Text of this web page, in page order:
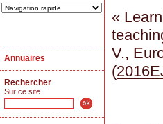
Annuaires
Rechercher
Sur ce site
«
V.,
(